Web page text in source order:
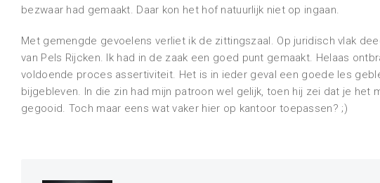
bezwaar had gemaakt. Daar kon het hof natuurlijk niet op ingaan.
Met gemengde gevoelens verliet ik de zittingszaal. Op juridisch vlak
van Pels Rijcken. Ik had in de zaak een goed punt gemaakt. Helaas
voldoende proces assertiviteit. Het is in ieder geval een goede les
bijgebleven. In die zin had mijn patroon wel gelijk, toen hij zei dat je
gegooid. Toch maar eens wat vaker hier op kantoor toepassen? ;)